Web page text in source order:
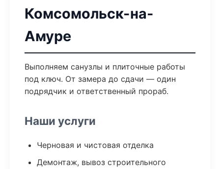
Комсомольск-на-
Амуре
Выполняем санузлы и плиточные работы
под ключ. От замера до сдачи — один
подрядчик и ответственный прораб.
Наши услуги
Черновая и чистовая отделка
Демонтаж, вывоз строительного